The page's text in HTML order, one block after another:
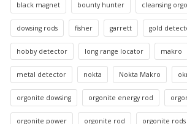
black magnet bounty hunter cleansing
dowsing rods fisher garrett gold
hobby detector long range locator makro
metal detector nokta Nokta Makro
orgonite dowsing orgonite energy rod
orgonite power orgonite rod orgonite